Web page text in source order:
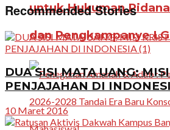
untuk Hukuman
dan Pengkampanye
Recommended Stories
DUA SISI MATA UANG:
PENJAJAHAN DI
10 Maret 2016